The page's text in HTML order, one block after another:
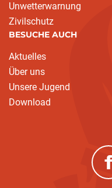
Unwetterwarnung
Zivilschutz
BESUCHE AUCH
Aktuelles
Über uns
Unsere Jugend
Download